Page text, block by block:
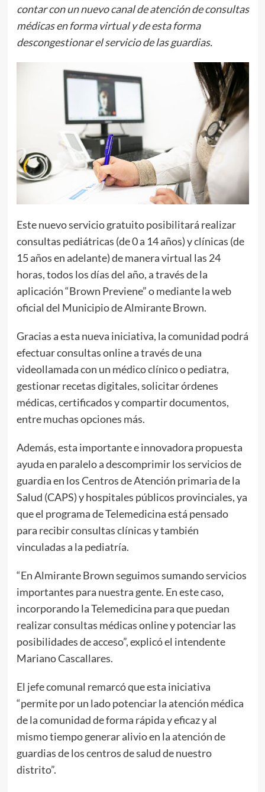
contar con un nuevo canal de atención de consultas
médicas en forma virtual y de esta forma
descongestionar el servicio de las guardias.
Este nuevo servicio gratuito posibilitará realizar
consultas pediátricas (de 0 a 14 años) y clínicas (de
15 años en adelante) de manera virtual las 24
horas, todos los días del año, a través de la
aplicación “Brown Previene” o mediante la web
oficial del Municipio de Almirante Brown.
Gracias a esta nueva iniciativa, la comunidad podrá
efectuar consultas online a través de una
videollamada con un médico clínico o pediatra,
gestionar recetas digitales, solicitar órdenes
médicas, certificados y compartir documentos,
entre muchas opciones más.
Además, esta importante e innovadora propuesta
ayuda en paralelo a descomprimir los servicios de
guardia en los Centros de Atención primaria de la
Salud (CAPS) y hospitales públicos provinciales, ya
que el programa de Telemedicina está pensado
para recibir consultas clínicas y también
vinculadas a la pediatría.
“En Almirante Brown seguimos sumando servicios
importantes para nuestra gente. En este caso,
incorporando la Telemedicina para que puedan
realizar consultas médicas online y potenciar las
posibilidades de acceso”, explicó el intendente
Mariano Cascallares.
El jefe comunal remarcó que esta iniciativa
“permite por un lado potenciar la atención médica
de la comunidad de forma rápida y eficaz y al
mismo tiempo generar alivio en la atención de
guardias de los centros de salud de nuestro
distrito”.